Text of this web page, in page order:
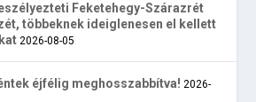
Feketehegy-Szárazrét
többeknek ideiglenesen el kellett
2026-08-05
éjfélig meghosszabbítva! 2026-